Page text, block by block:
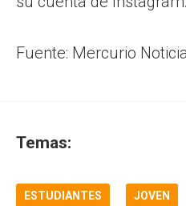
Fuente: Mercurio
Temas:
ESTUDIANTES JOVEN